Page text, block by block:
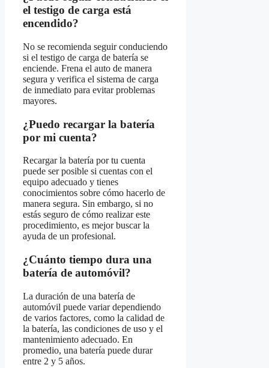
el testigo de carga está
encendido?
No se recomienda seguir conduciendo
si el testigo de carga de batería se
enciende. Frena el auto de manera
segura y verifica el sistema de carga
de inmediato para evitar problemas
mayores.
¿Puedo recargar la batería
por mi cuenta?
Recargar la batería por tu cuenta
puede ser posible si cuentas con el
equipo adecuado y tienes
conocimientos sobre cómo hacerlo de
manera segura. Sin embargo, si no
estás seguro de cómo realizar este
procedimiento, es mejor buscar la
ayuda de un profesional.
¿Cuánto tiempo dura una
batería de automóvil?
La duración de una batería de
automóvil puede variar dependiendo
de varios factores, como la calidad de
la batería, las condiciones de uso y el
mantenimiento adecuado. En
promedio, una batería puede durar
entre 2 y 5 años.